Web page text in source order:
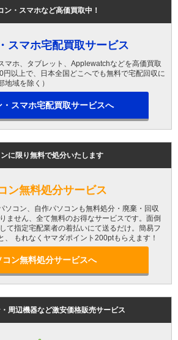
ン・スマホなど高価買取中！
スマホ宅配買取サービス
マホ、タブレット、Applewatchなどを高価買取
円以上で、日本全国どこへでも無料で宅配回収に
域を除く）
・スマホ宅配買取サービスへ
に限り無料で処分いたします
ン無料処分サービス
ソコン、自作パソコンも無料処分・廃棄・回収
ません、全て無料のお得なサービスです。面倒
て指定宅配業者の着払いにて送るだけ。簡易フ
、 もれなくヤマダポイント200ptもらえます！
コン無料処分サービスへ
周辺機器など激安価格販売サービス